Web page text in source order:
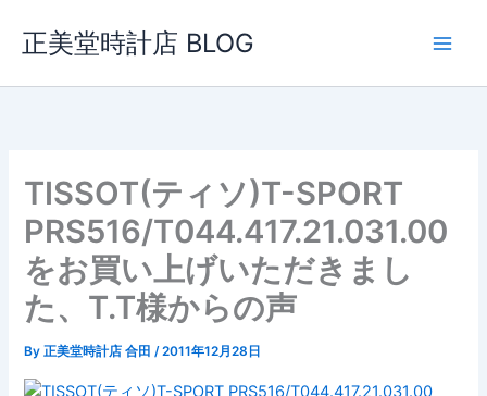
ス
正美堂時計店 BLOG
TISSOT(ティソ)T-SPORT
PRS516/T044.417.21.031.00
をお買い上げいただきまし
た、T.T様からの声
By正美堂時計店 合田/2011年12月28日